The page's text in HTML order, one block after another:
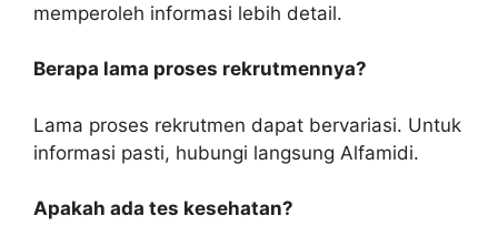
memperoleh informasi lebih detail.
Berapa lama proses rekrutmennya?
Lama proses rekrutmen dapat bervariasi. Untuk
informasi pasti, hubungi langsung Alfamidi.
Apakah ada tes kesehatan?